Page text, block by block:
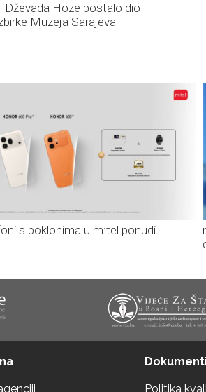
Dževada Hoze postalo dio
Muzeja Sarajeva
s poklonima u m:tel ponudi
Politika